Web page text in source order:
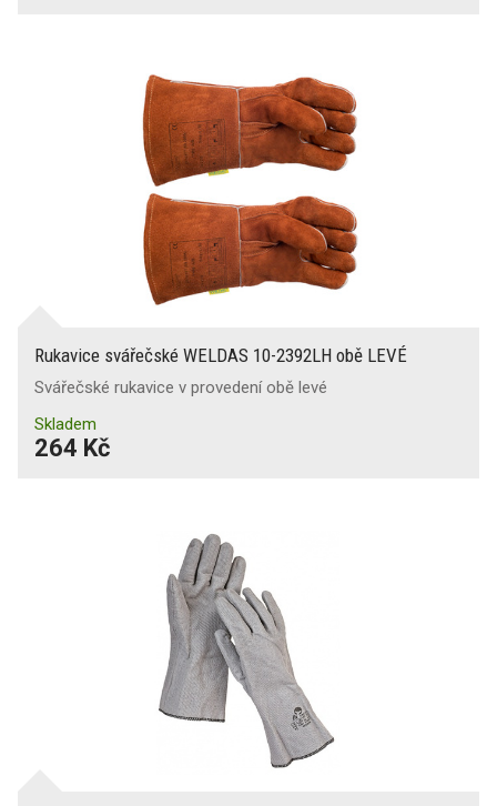
Rukavice svářečské WELDAS 10-2392LH obě LEVÉ
Svářečské rukavice v provedení obě levé
Skladem
264 Kč